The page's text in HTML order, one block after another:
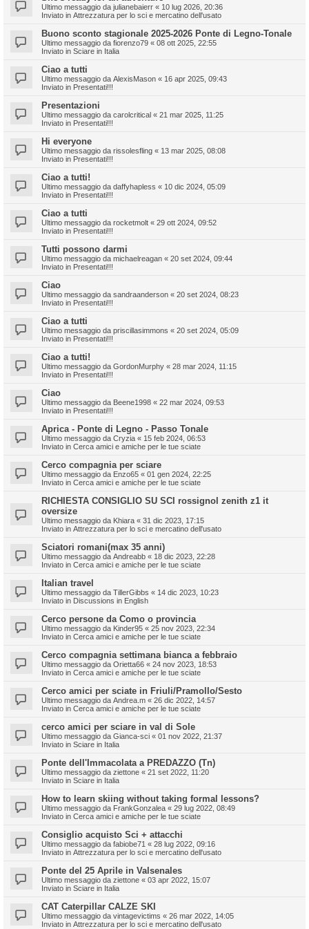
Ultimo messaggio da julianebaierr « 10 lug 2026, 20:36
Inviato in Attrezzatura per lo sci e mercatino dell'usato
Buono sconto stagionale 2025-2026 Ponte di Legno-Tonale
Ultimo messaggio da fiorenzo79 « 08 ott 2025, 22:55
Inviato in Sciare in Italia
Ciao a tutti
Ultimo messaggio da AlexisMason « 16 apr 2025, 09:43
Inviato in Presentati!!!
Presentazioni
Ultimo messaggio da carolcritical « 21 mar 2025, 11:25
Inviato in Presentati!!!
Hi everyone
Ultimo messaggio da rissolesfling « 13 mar 2025, 08:08
Inviato in Presentati!!!
Ciao a tutti!
Ultimo messaggio da daffyhapless « 10 dic 2024, 05:09
Inviato in Presentati!!!
Ciao a tutti
Ultimo messaggio da rocketmolt « 29 ott 2024, 09:52
Inviato in Presentati!!!
Tutti possono darmi
Ultimo messaggio da michaelreagan « 20 set 2024, 09:44
Inviato in Presentati!!!
Ciao
Ultimo messaggio da sandraanderson « 20 set 2024, 08:23
Inviato in Presentati!!!
Ciao a tutti
Ultimo messaggio da priscillasimmons « 20 set 2024, 05:09
Inviato in Presentati!!!
Ciao a tutti!
Ultimo messaggio da GordonMurphy « 28 mar 2024, 11:15
Inviato in Presentati!!!
Ciao
Ultimo messaggio da Beene1998 « 22 mar 2024, 09:53
Inviato in Presentati!!!
Aprica - Ponte di Legno - Passo Tonale
Ultimo messaggio da Cryzia « 15 feb 2024, 06:53
Inviato in Cerca amici e amiche per le tue sciate
Cerco compagnia per sciare
Ultimo messaggio da Enzo65 « 01 gen 2024, 22:25
Inviato in Cerca amici e amiche per le tue sciate
RICHIESTA CONSIGLIO SU SCI rossignol zenith z1 it
oversize
Ultimo messaggio da Khiara « 31 dic 2023, 17:15
Inviato in Attrezzatura per lo sci e mercatino dell'usato
Sciatori romani(max 35 anni)
Ultimo messaggio da Andreabb « 18 dic 2023, 22:28
Inviato in Cerca amici e amiche per le tue sciate
Italian travel
Ultimo messaggio da TillerGibbs « 14 dic 2023, 10:23
Inviato in Discussions in English
Cerco persone da Como o provincia
Ultimo messaggio da Kinder95 « 25 nov 2023, 22:34
Inviato in Cerca amici e amiche per le tue sciate
Cerco compagnia settimana bianca a febbraio
Ultimo messaggio da Orietta66 « 24 nov 2023, 18:53
Inviato in Cerca amici e amiche per le tue sciate
Cerco amici per sciate in Friuli/Pramollo/Sesto
Ultimo messaggio da Andrea.m « 26 dic 2022, 14:57
Inviato in Cerca amici e amiche per le tue sciate
cerco amici per sciare in val di Sole
Ultimo messaggio da Gianca-sci « 01 nov 2022, 21:37
Inviato in Sciare in Italia
Ponte dell'Immacolata a PREDAZZO (Tn)
Ultimo messaggio da ziettone « 21 set 2022, 11:20
Inviato in Sciare in Italia
How to learn skiing without taking formal lessons?
Ultimo messaggio da FrankGonzalea « 29 lug 2022, 08:49
Inviato in Cerca amici e amiche per le tue sciate
Consiglio acquisto Sci + attacchi
Ultimo messaggio da fabiobe71 « 28 lug 2022, 09:16
Inviato in Attrezzatura per lo sci e mercatino dell'usato
Ponte del 25 Aprile in Valsenales
Ultimo messaggio da ziettone « 03 apr 2022, 15:07
Inviato in Sciare in Italia
CAT Caterpillar CALZE SKI
Ultimo messaggio da vintagevictims « 26 mar 2022, 14:05
Inviato in Attrezzatura per lo sci e mercatino dell'usato